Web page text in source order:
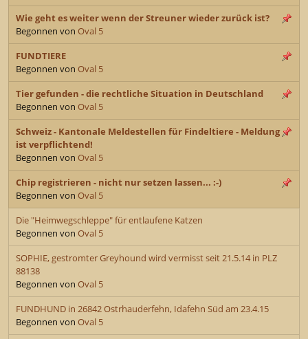
Wie geht es weiter wenn der Streuner wieder zurück ist?
Begonnen von Oval 5
FUNDTIERE
Begonnen von Oval 5
Tier gefunden - die rechtliche Situation in Deutschland
Begonnen von Oval 5
Schweiz - Kantonale Meldestellen für Findeltiere - Meldung
ist verpflichtend!
Begonnen von Oval 5
Chip registrieren - nicht nur setzen lassen... :-)
Begonnen von Oval 5
Die "Heimwegschleppe" für entlaufene Katzen
Begonnen von Oval 5
SOPHIE, gestromter Greyhound wird vermisst seit 21.5.14 in PLZ
88138
Begonnen von Oval 5
FUNDHUND in 26842 Ostrhauderfehn, Idafehn Süd am 23.4.15
Begonnen von Oval 5